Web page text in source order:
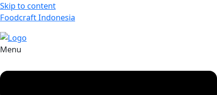
Skip to content
Foodcraft Indonesia
Menu